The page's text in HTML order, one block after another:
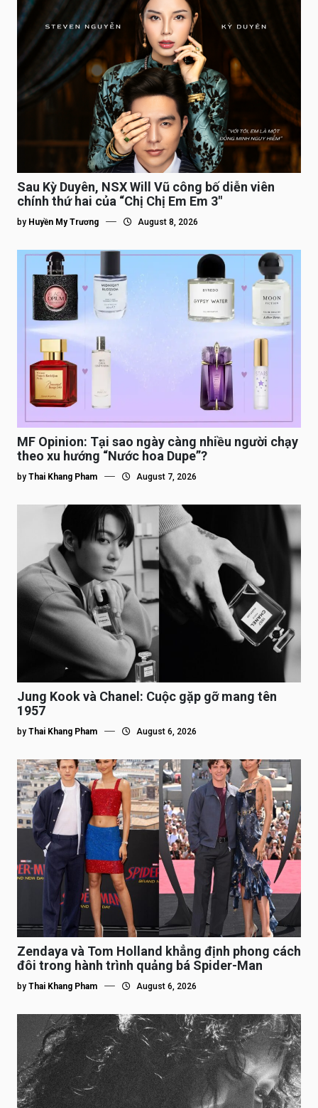
Sau Kỳ Duyên, NSX Will Vũ công bố diễn viên
chính thứ hai của “Chị Chị Em Em 3″
by Huyền My Trương August 8, 2026
MF Opinion: Tại sao ngày càng nhiều người chạy
theo xu hướng “Nước hoa Dupe”?
by Thai Khang Pham August 7, 2026
Jung Kook và Chanel: Cuộc gặp gỡ mang tên
1957
by Thai Khang Pham August 6, 2026
Zendaya và Tom Holland khẳng định phong cách
đôi trong hành trình quảng bá Spider-Man
by Thai Khang Pham August 6, 2026